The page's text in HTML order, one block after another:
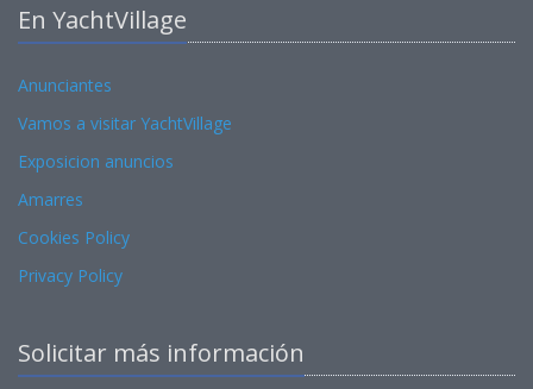
En YachtVillage
Anunciantes
Vamos a visitar YachtVillage
Exposicion anuncios
Amarres
Cookies Policy
Privacy Policy
Solicitar más información